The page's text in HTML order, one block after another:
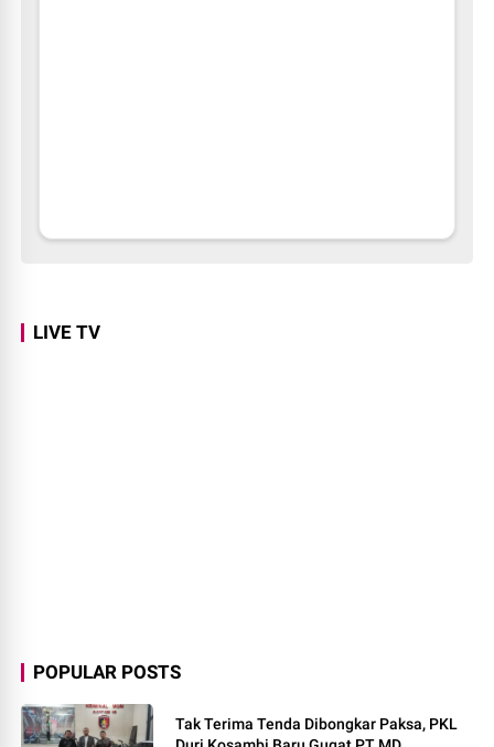
LIVE TV
POPULAR POSTS
Tak Terima Tenda Dibongkar Paksa, PKL